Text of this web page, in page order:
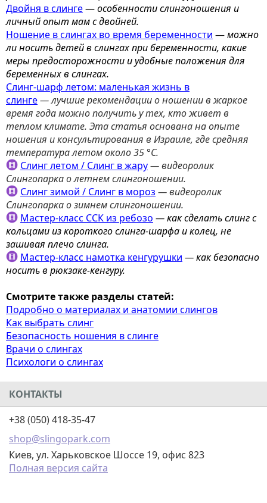
Двойня в слинге—особенности слингоношения и
личный опыт мам с двойней.
Ношение в слингах во время беременности —можно
ли носить детей в слингах при беременности, какие
меры предосторожности и удобные положения для
беременных в слингах.
Слинг-шарф летом: маленькая жизнь в
слинге— лучшие рекомендации о ношении в жаркое
время года можно получить у тех, кто живет в
теплом климате. Эта статья основана на опыте
ношения и консультирования вИзраиле, где средняя
температура летом около 35 °С.
Слинг летом / Слинг в жару— видеоролик
Слингопарка о летнем слингоношении.
Слинг зимой / Слинг в мороз —видеоролик
Слингопарка о зимнем слингоношении.
Мастер-класс ССК из ребозо —как сделать слинг с
кольцами из короткого слинга-шарфа и колец, не
зашивая плечо слинга.
Мастер-класс намотка кенгурушки — как безопасно
носить в рюкзаке-кенгуру.
Смотрите также разделы статей:
Подробно о материалах и анатомии слингов
Как выбрать слинг
Безопасность ношения в слинге
Врачи о слингах
Психологи о слингах
КОНТАКТЫ
+38 (050) 418-35-47
shop@slingopark.com
Киев, ул. Харьковское Шоссе 19, офис 823
Полная версия сайта